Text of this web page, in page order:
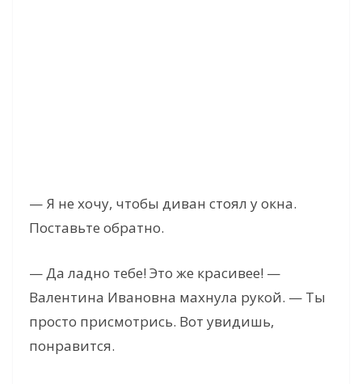
— Я не хочу, чтобы диван стоял у окна.
Поставьте обратно.
— Да ладно тебе! Это же красивее! —
Валентина Ивановна махнула рукой. — Ты
просто присмотрись. Вот увидишь,
понравится.